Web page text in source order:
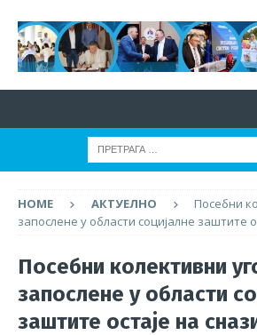
HOME АКТУЕЛНО
Посебни
запослене у области социјалне заштите
Посебни колективни
запослене у области
заштите остаје на